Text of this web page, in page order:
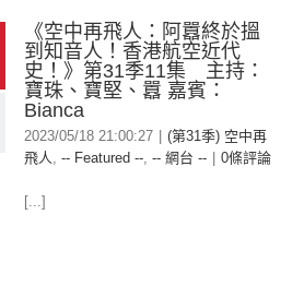
《空中再飛人：阿囂終於搵
到知音人！香港航空近代
史！》第31季11集 主持：
寶珠、寶堅、囂 嘉賓：
Bianca
2023/05/18 21:00:27
(第31季) 空中再
飛人, -- Featured --, -- 網台 -- 0條評論
[...]